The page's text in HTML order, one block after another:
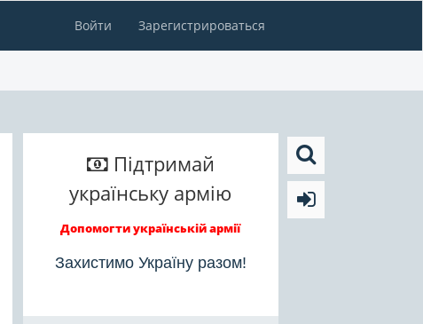
Войти Зарегистрироваться
Підтримай
українську армію
Допомогти українській армії
Захистимо Україну разом!